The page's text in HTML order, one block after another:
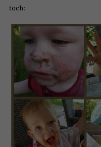
toch: